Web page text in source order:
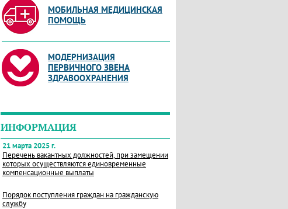
МОБИЛЬНАЯ МЕДИЦИНСКАЯ
ПОМОЩЬ
МОДЕРНИЗАЦИЯ
ПЕРВИЧНОГО ЗВЕНА
ЗДРАВООХРАНЕНИЯ
ИНФОРМАЦИЯ
21 марта 2025 г.
Перечень вакантных должностей, при замещении
которых осуществляются единовременные
компенсационные выплаты
Порядок поступления граждан на гражданскую
службу